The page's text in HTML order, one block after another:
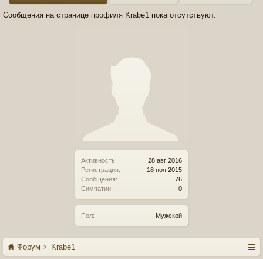
Активность:
28 авг 2016
Регистрация:
18 ноя 2015
Сообщения:
76
Симпатии:
0
Пол: Мужской
Сообщения на странице профиля Krabe1 пока отсутствуют.
Форум Krabe1